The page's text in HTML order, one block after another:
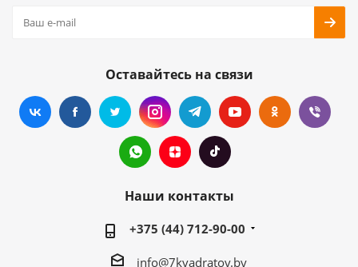
Оставайтесь на связи
Наши контакты
+375 (44) 712-90-00
info@7kvadratov.by